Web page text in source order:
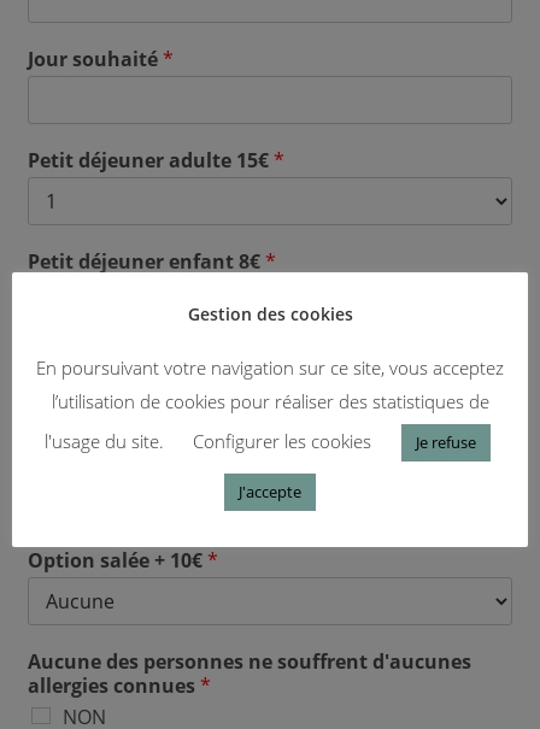
Jour souhaité *
Petit déjeuner adulte 15€ *
Petit déjeuner enfant 8€ *
Choix et nombre des boissons chaudes*
Option salée + 10€ *
Aucune des personnes ne souffrent d'aucunes
allergies connues *
NON
Gestion des cookies
En poursuivant votre navigation sur ce site, vous acceptez
l’utilisation de cookies pour réaliser des statistiques de
l'usage du site.
Configurer les cookies Je refuse
J'accepte